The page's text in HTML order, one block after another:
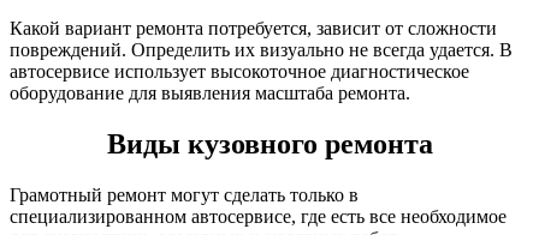
Какой вариант ремонта потребуется, зависит от сложности
повреждений. Определить их визуально не всегда удается. В
автосервисе использует высокоточное диагностическое
оборудование для выявления масштаба ремонта.
Виды кузовного ремонта
Грамотный ремонт могут сделать только в
специализированном автосервисе, где есть все необходимое